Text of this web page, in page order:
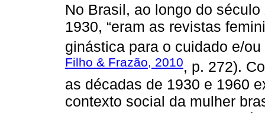
No Brasil, ao longo do
1930, “eram as revistas
ginástica para o cuidado e/
Filho & Frazão, 2010, p. 272).
as décadas de 1930 e 1960
contexto social da mulher